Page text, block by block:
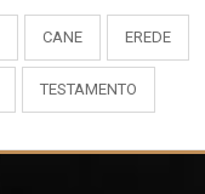
CANE EREDE
TESTAMENTO